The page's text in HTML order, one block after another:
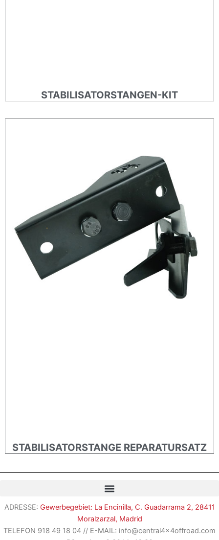
STABILISATORSTANGEN-KIT
STABILISATORSTANGE REPARATURSATZ
ADRESSE: Gewerbegebiet: La Encinilla, C. Guadarrama 2, 28411
Moralzarzal, Madrid
TELEFON 918 49 18 04 // E-MAIL: info@central4x4offroad.com